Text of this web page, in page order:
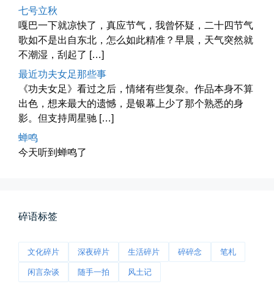
海林街头
黑龙江的空气质量出乎意料地好，...
📅 04-27 19:30👤 Zairun
前互联网精神
七号立秋
嘎巴一下就凉快了，真应节气，我曾怀疑，二十四节气
歌如不是出自东北，怎么如此精准？早晨，天气突然就
不潮湿，刮起了 […]
最近功夫女足那些事
《功夫女足》看过之后，情绪有些复杂。作品本身不算
出色，想来最大的遗憾，是银幕上少了那个熟悉的身
影。但支持周星驰 […]
蝉鸣
今天听到蝉鸣了
碎语标签
文化碎片 深夜碎片 生活碎片 碎碎念 笔札
闲言杂谈 随手一拍 风土记